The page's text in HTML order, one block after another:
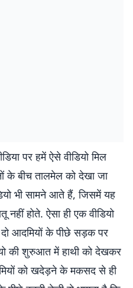
पर हमें ऐसे वीडियो मिल
के बीच तालमेल को देखा जा
भी सामने आते हैं, जिसमें यह
होते. ऐसा ही एक वीडियो
आदमियों के पीछे सड़क पर
की शुरुआत में हाथी को देखकर
को खदेड़ने के मकसद से ही